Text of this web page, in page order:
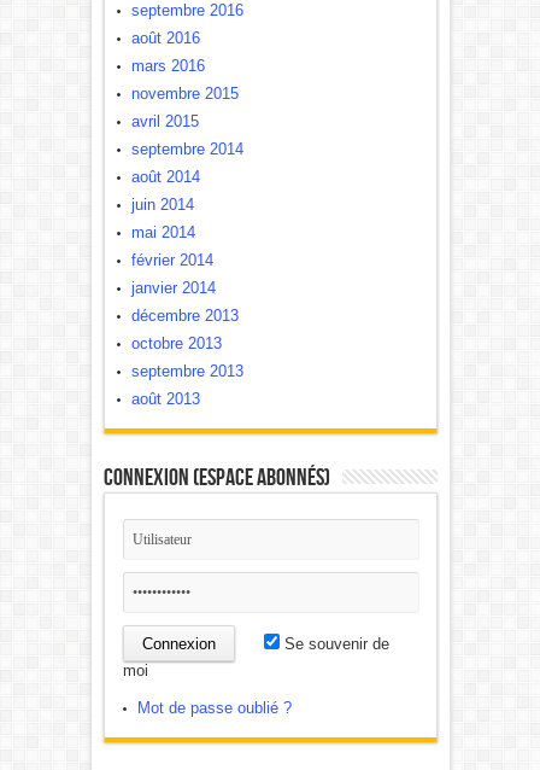
septembre 2016
août 2016
mars 2016
novembre 2015
avril 2015
septembre 2014
août 2014
juin 2014
mai 2014
février 2014
janvier 2014
décembre 2013
octobre 2013
septembre 2013
août 2013
Connexion (Espace Abonnés)
Se souvenir de
moi
Mot de passe oublié ?